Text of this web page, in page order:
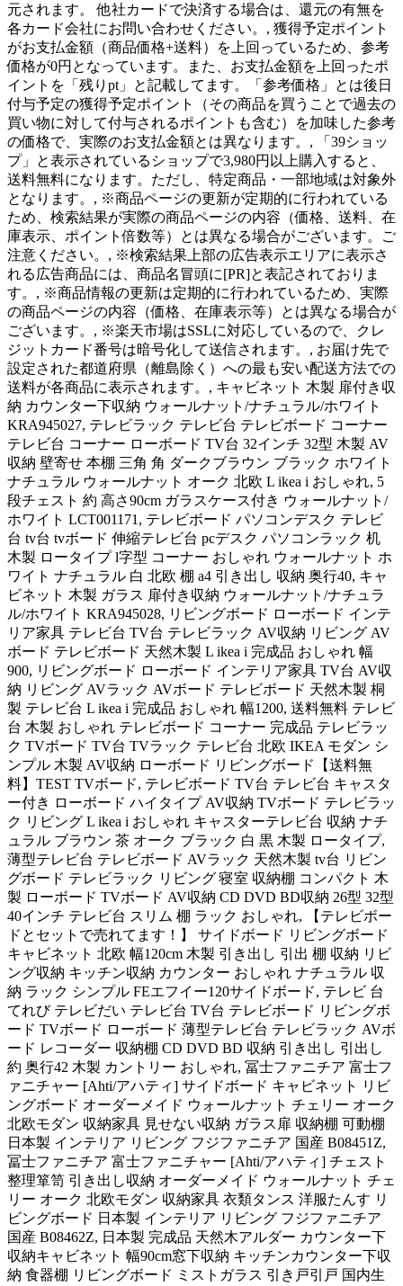
元されます。 他社カードで決済する場合は、還元の有無を
各カード会社にお問い合わせください。, 獲得予定ポイント
がお支払金額（商品価格+送料）を上回っているため、参考
価格が0円となっています。また、お支払金額を上回ったポ
イントを「残りpt」と記載してます。「参考価格」とは後日
付与予定の獲得予定ポイント（その商品を買うことで過去の
買い物に対して付与されるポイントも含む）を加味した参考
の価格で、実際のお支払金額とは異なります。, 「39ショッ
プ」と表示されているショップで3,980円以上購入すると、
送料無料になります。ただし、特定商品・一部地域は対象外
となります。, ※商品ページの更新が定期的に行われている
ため、検索結果が実際の商品ページの内容（価格、送料、在
庫表示、ポイント倍数等）とは異なる場合がございます。ご
注意ください。, ※検索結果上部の広告表示エリアに表示さ
れる広告商品には、商品名冒頭に[PR]と表記されておりま
す。, ※商品情報の更新は定期的に行われているため、実際
の商品ページの内容（価格、在庫表示等）とは異なる場合が
ございます。, ※楽天市場はSSLに対応しているので、クレ
ジットカード番号は暗号化して送信されます。, お届け先で
設定された都道府県（離島除く）への最も安い配送方法での
送料が各商品に表示されます。, キャビネット 木製 扉付き収
納 カウンター下収納 ウォールナット/ナチュラル/ホワイト
KRA945027, テレビラック テレビ台 テレビボード コーナー
テレビ台 コーナー ローボード TV台 32インチ 32型 木製 AV
収納 壁寄せ 本棚 三角 角 ダークブラウン ブラック ホワイト
ナチュラル ウォールナット オーク 北欧 L ikea i おしゃれ, 5
段チェスト 約 高さ90cm ガラスケース付き ウォールナット/
ホワイト LCT001171, テレビボード パソコンデスク テレビ
台 tv台 tvボード 伸縮テレビ台 pcデスク パソコンラック 机
木製 ロータイプ l字型 コーナー おしゃれ ウォールナット ホ
ワイト ナチュラル 白 北欧 棚 a4 引き出し 収納 奥行40, キャ
ビネット 木製 ガラス 扉付き収納 ウォールナット/ナチュラ
ル/ホワイト KRA945028, リビングボード ローボード インテ
リア家具 テレビ台 TV台 テレビラック AV収納 リビング AV
ボード テレビボード 天然木製 L ikea i 完成品 おしゃれ 幅
900, リビングボード ローボード インテリア家具 TV台 AV収
納 リビング AVラック AVボード テレビボード 天然木製 桐
製 テレビ台 L ikea i 完成品 おしゃれ 幅1200, 送料無料 テレビ
台 木製 おしゃれ テレビボード コーナー 完成品 テレビラッ
ク TVボード TV台 TVラック テレビ台 北欧 IKEA モダン シ
ンプル 木製 AV収納 ローボード リビングボード【送料無
料】TEST TVボード, テレビボード TV台 テレビ台 キャスタ
ー付き ローボード ハイタイプ AV収納 TVボード テレビラッ
ク リビング L ikea i おしゃれ キャスターテレビ台 収納 ナチ
ュラル ブラウン 茶 オーク ブラック 白 黒 木製 ロータイプ,
薄型テレビ台 テレビボード AVラック 天然木製 tv台 リビン
グボード テレビラック リビング 寝室 収納棚 コンパクト 木
製 ローボード TVボード AV収納 CD DVD BD収納 26型 32型
40インチ テレビ台 スリム 棚 ラック おしゃれ, 【テレビボー
ドとセットで売れてます！】 サイドボード リビングボード
キャビネット 北欧 幅120cm 木製 引き出し 引出 棚 収納 リビ
ング収納 キッチン収納 カウンター おしゃれ ナチュラル 収
納 ラック シンプル FEエフイー120サイドボード, テレビ 台
てれび テレビだい テレビ台 TV台 テレビボード リビングボ
ード TVボード ローボード 薄型テレビ台 テレビラック AVボ
ード レコーダー 収納棚 CD DVD BD 収納 引き出し 引出し
約 奥行42 木製 カントリー おしゃれ, 冨士ファニチア 富士フ
ァニチャー [Ahti/アハティ] サイドボード キャビネット リビ
ングボード オーダーメイド ウォールナット チェリー オーク
北欧モダン 収納家具 見せない収納 ガラス扉 収納棚 可動棚
日本製 インテリア リビング フジファニチア 国産 B08451Z,
冨士ファニチア 富士ファニチャー [Ahti/アハティ] チェスト
整理箪笥 引き出し収納 オーダーメイド ウォールナット チェ
リー オーク 北欧モダン 収納家具 衣類タンス 洋服たんす リ
ビングボード 日本製 インテリア リビング フジファニチア
国産 B08462Z, 日本製 完成品 天然木アルダー カウンター下
収納キャビネット 幅90cm窓下収納 キッチンカウンター下収
納 食器棚 リビングボード ミストガラス 引き戸引戸 国内生